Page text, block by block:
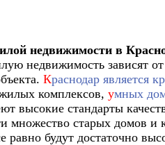
недвижимости в
недвижимость зависят
Краснодар является
комплексов, умных
высокие стандарты
множество старых домов и
равно будут достаточно